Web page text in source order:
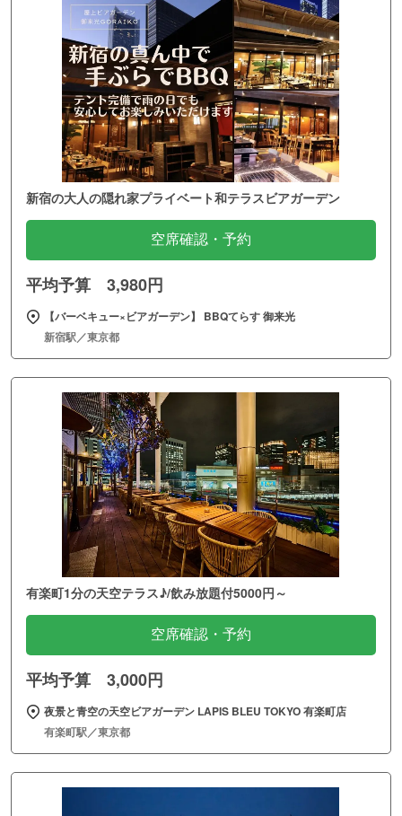
新宿の大人の隠れ家プライベート和テラスビアガーデン
空席確認・予約
平均予算 3,980円
【バーベキュー×ビアガーデン】 BBQてらす 御来光
新宿駅／東京都
有楽町1分の天空テラス♪/飲み放題付5000円～
空席確認・予約
平均予算 3,000円
夜景と青空の天空ビアガーデン LAPIS BLEU TOKYO 有楽町店
有楽町駅／東京都